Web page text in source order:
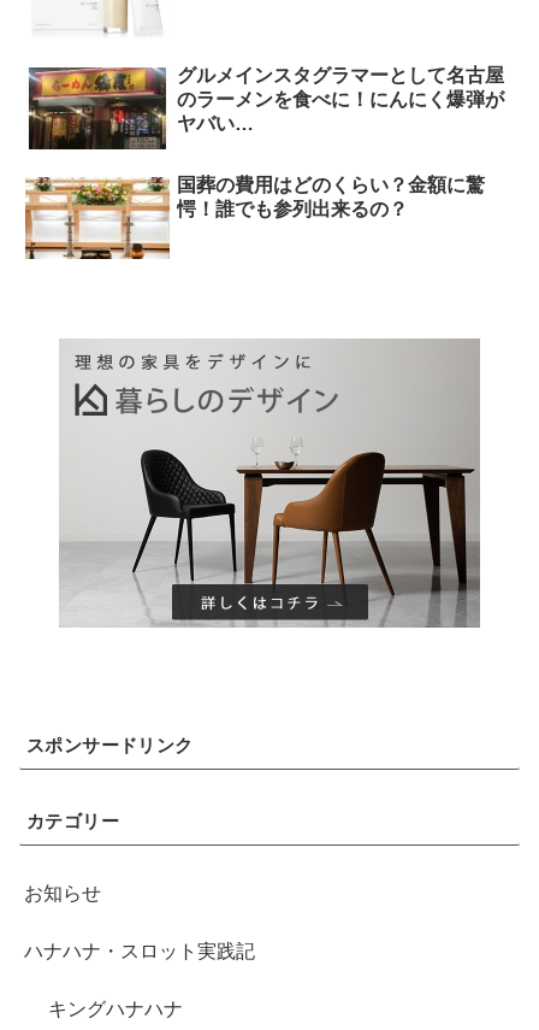
グルメインスタグラマーとして名古屋
のラーメンを食べに！にんにく爆弾が
ヤバい…
国葬の費用はどのくらい？金額に驚
愕！誰でも参列出来るの？
スポンサードリンク
カテゴリー
お知らせ
ハナハナ・スロット実践記
キングハナハナ